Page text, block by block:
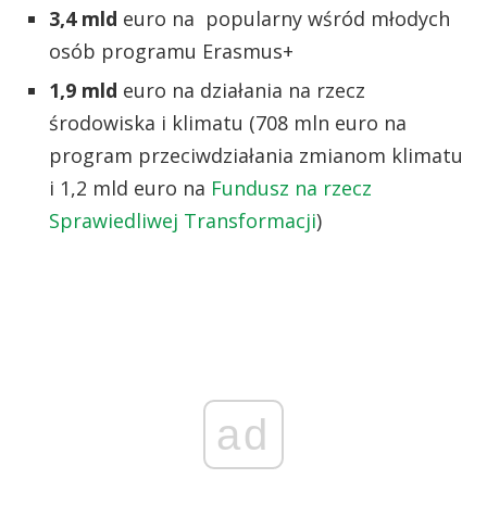
3,4 mld euro na popularny wśród młodych
osób programu Erasmus+
1,9 mld euro na działania na rzecz
środowiska i klimatu (708 mln euro na
program przeciwdziałania zmianom klimatu
i 1,2 mld euro na Fundusz na rzecz
Sprawiedliwej Transformacji)
ad